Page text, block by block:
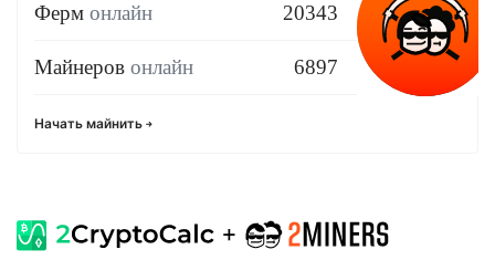
Ферм онлайн 20343
Майнеров онлайн 6897
Начать майнить